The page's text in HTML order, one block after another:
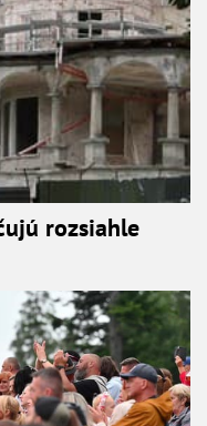
rozsiahle